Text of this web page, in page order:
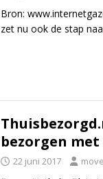
Bron:
zet nu ook de stap
bezorgen
22 juni 2017